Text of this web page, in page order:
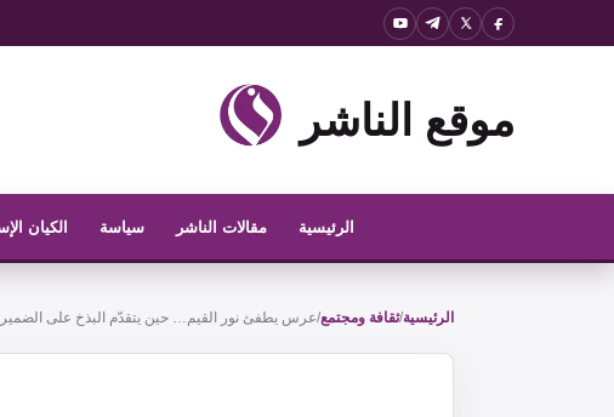
موقع الناشر
الرئيسية مقالات الناشر سياسة الكيان
الرئيسية/ثقافة ومجتمع/عرس يطفئ نور القيم… حين يتقدّم البذخ على الضمير